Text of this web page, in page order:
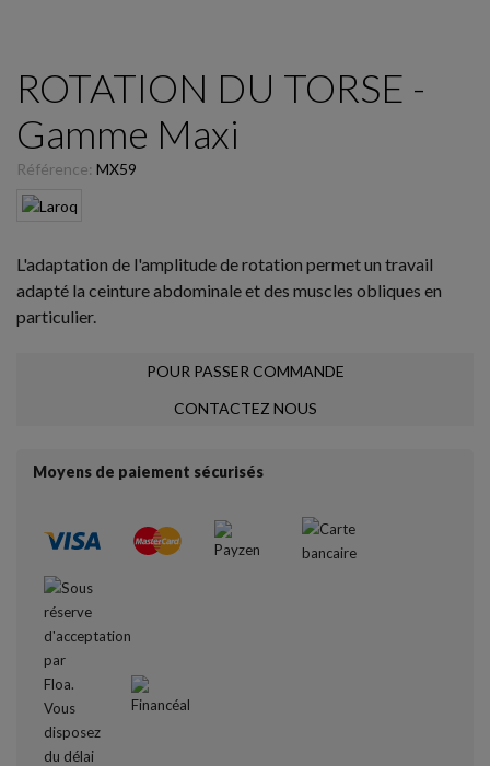
ROTATION DU TORSE -
Gamme Maxi
Référence: MX59
L'adaptation de l'amplitude de rotation permet un travail
adapté la ceinture abdominale et des muscles obliques en
particulier.
POUR PASSER COMMANDE
CONTACTEZ NOUS
Moyens de paiement sécurisés